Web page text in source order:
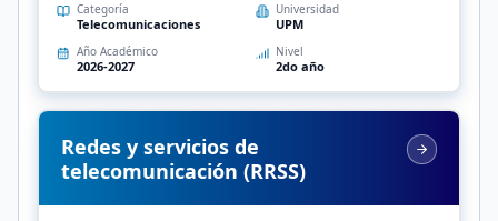
Categoría
Telecomunicaciones
Universidad
UPM
Año Académico
2026-2027
Nivel
2do año
Redes y servicios de
telecomunicación (RRSS)